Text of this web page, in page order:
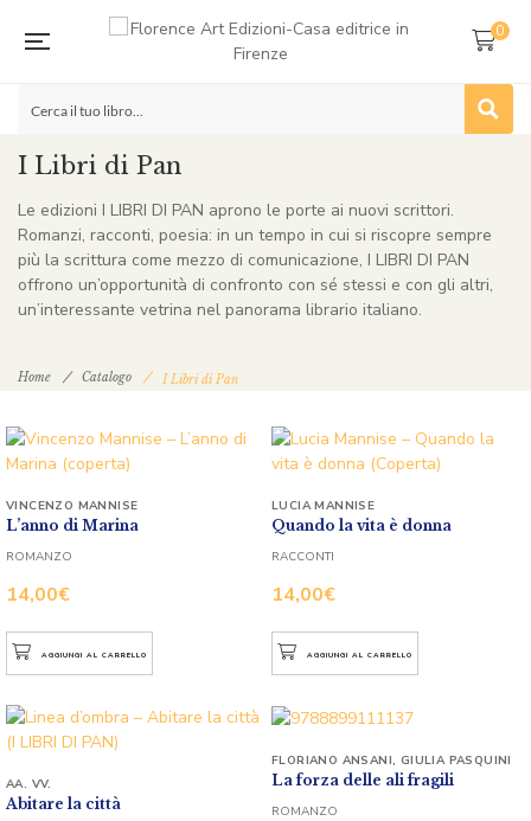
0
I Libri di Pan
Le edizioni I LIBRI DI PAN aprono le porte ai nuovi scrittori.
Romanzi, racconti, poesia: in un tempo in cui si riscopre sempre
più la scrittura come mezzo di comunicazione, I LIBRI DI PAN
offrono un’opportunità di confronto con sé stessi e con gli altri,
un’interessante vetrina nel panorama librario italiano.
Home Catalogo I Libri di Pan
L’anno di Marina
14,00€
VINCENZO MANNISE
ROMANZO
AGGIUNGI AL CARRELLO
Quando la vita è donna
14,00€
LUCIA MANNISE
RACCONTI
AGGIUNGI AL CARRELLO
Abitare la città
AA. VV. La forza delle ali fragili
FLORIANO ANSANI, GIULIA PASQUINI
ROMANZO